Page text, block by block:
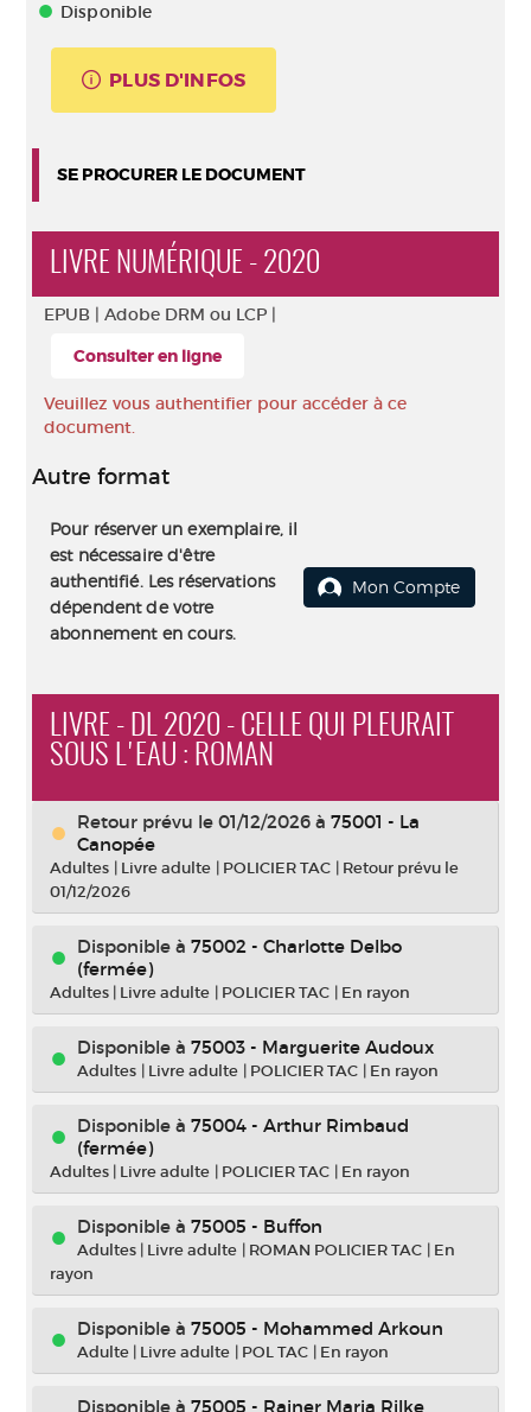
Disponible
PLUS D'INFOS
SE PROCURER LE DOCUMENT
LIVRE NUMÉRIQUE - 2020
EPUB | Adobe DRM ou LCP |
Consulter en ligne
Veuillez vous authentifier pour accéder à ce
document.
Autre format
Pour réserver un exemplaire, il
est nécessaire d'être
authentifié. Les réservations
dépendent de votre
abonnement en cours.
Mon Compte
LIVRE - DL 2020 - CELLE QUI PLEURAIT
SOUS L'EAU : ROMAN
Retour prévu le 01/12/2026 à 75001 - La
Canopée
Adultes | Livre adulte | POLICIER TAC | Retour prévu le
01/12/2026
Disponible à 75002 - Charlotte Delbo
(fermée)
Adultes | Livre adulte | POLICIER TAC | En rayon
Disponible à 75003 - Marguerite Audoux
Adultes | Livre adulte | POLICIER TAC | En rayon
Disponible à 75004 - Arthur Rimbaud
(fermée)
Adultes | Livre adulte | POLICIER TAC | En rayon
Disponible à 75005 - Buffon
Adultes | Livre adulte | ROMAN POLICIER TAC | En
rayon
Disponible à 75005 - Mohammed Arkoun
Adulte | Livre adulte | POL TAC | En rayon
Disponible à 75005 - Rainer Maria Rilke